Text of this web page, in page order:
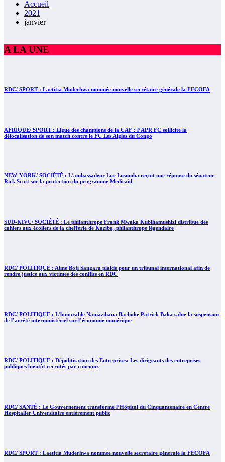
Accueil
2021
janvier
A LA UNE
RDC/ SPORT : Laetitia Muderhwa nommée nouvelle secrétaire générale la FECOFA
AFRIQUE/ SPORT : Ligue des champions de la CAF : l’APR FC sollicite la
délocalisation de son match contre le FC Les Aigles du Congo
NEW-YORK/ SOCIÉTÉ : L’ambassadeur Luc Lusumba reçoit une réponse du sénateur
Rick Scott sur la protection du programme Medicaid
SUD-KIVU/ SOCIÉTÉ : Le philanthrope Frank Mwaka Kubihamushizi distribue des
cahiers aux écoliers de la chefferie de Kaziba, philanthrope légendaire
RDC/ POLITIQUE : Aimé Boji Sangara plaide pour un tribunal international afin de
rendre justice aux victimes des conflits en RDC
RDC/ POLITIQUE : L’honorable Namazihana Bachoke Patrick Baka salue la suspension
de l’arrêté interministériel sur l’économie numérique
RDC/ POLITIQUE : Dépolitisation des Entreprises: Les dirigeants des entreprises
publiques bientôt recrutés par concours
RDC/ SANTÉ : Le Gouvernement transforme l’Hôpital du Cinquantenaire en Centre
Hospitalier Universitaire entièrement public
RDC/ SPORT : Laetitia Muderhwa nommée nouvelle secrétaire générale la FECOFA